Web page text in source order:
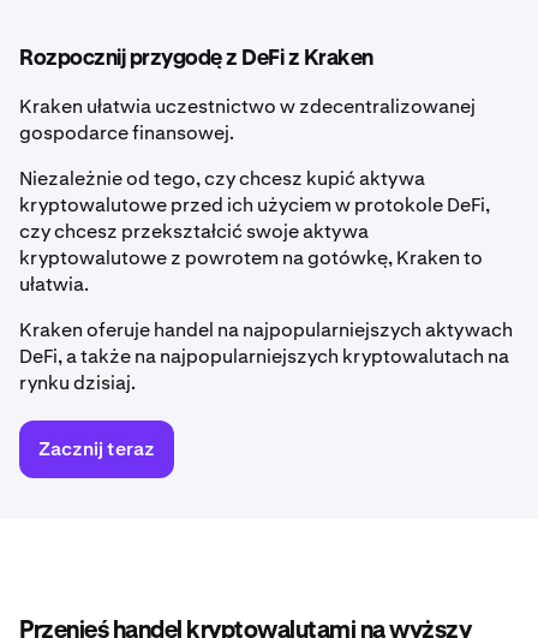
Rozpocznij przygodę z DeFi z Kraken
Kraken ułatwia uczestnictwo w zdecentralizowanej
gospodarce finansowej.
Niezależnie od tego, czy chcesz kupić aktywa
kryptowalutowe przed ich użyciem w protokole DeFi,
czy chcesz przekształcić swoje aktywa
kryptowalutowe z powrotem na gotówkę, Kraken to
ułatwia.
Kraken oferuje handel na najpopularniejszych aktywach
DeFi, a także na najpopularniejszych kryptowalutach na
rynku dzisiaj.
Zacznij teraz
Przenieś handel kryptowalutami na wyższy